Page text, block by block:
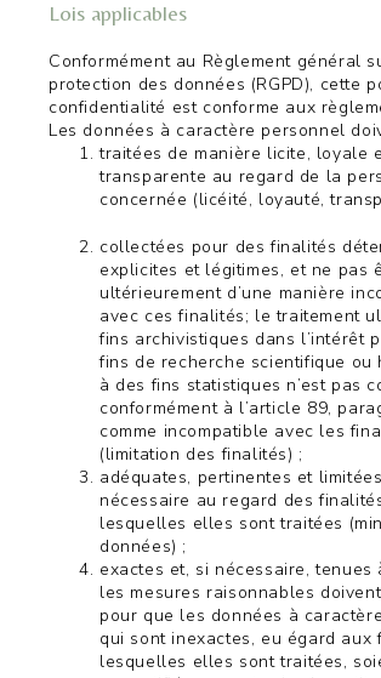
Lois applicables
Conformément au Règlement général
protection des données (RGPD), cette
confidentialité est conforme aux
Les données à caractère personnel
traitées de manière licite, loyale
transparente au regard de la
concernée (licéité, loyauté,
collectées pour des finalités
explicites et légitimes, et ne pas
ultérieurement d’une manière
avec ces finalités; le traitement
fins archivistiques dans l’intérêt
fins de recherche scientifique ou
à des fins statistiques n’est pas
conformément à l’article 89,
comme incompatible avec les
(limitation des finalités) ;
adéquates, pertinentes et
nécessaire au regard des
lesquelles elles sont traitées
données) ;
exactes et, si nécessaire, tenues
les mesures raisonnables
pour que les données à
qui sont inexactes, eu égard aux
lesquelles elles sont traitées,